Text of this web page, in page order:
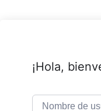
¡Hola,